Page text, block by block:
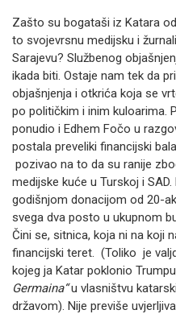
Zašto su bogataši iz Katara
to svojevrsnu medijsku i
Sarajevu? Službenog
ikada biti. Ostaje nam tek da
objašnjenja i otkrića koja se
po političkim i inim kuloarima.
ponudio i Edhem Fočo u
postala preveliki financijski
pozivao na to da su ranije
medijske kuće u Turskoj i
godišnjom donacijom od 20-
svega dva posto u ukupnom
Čini se, sitnica, koja ni na koji
financijski teret. (Toliko je
kojeg ja Katar poklonio
Germaina“u vlasništvu
državom). Nije previše